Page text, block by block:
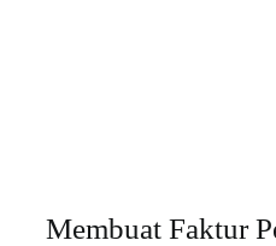
Membuat Faktur